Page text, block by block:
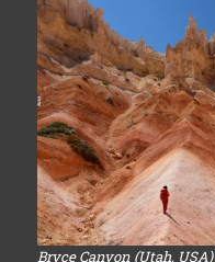
Bryce Canyon (Utah,